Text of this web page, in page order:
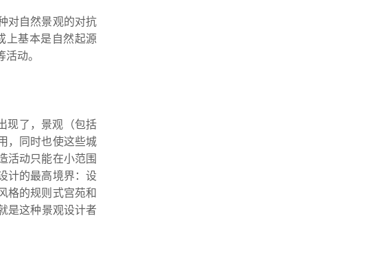
对自然景观的对抗
上基本是自然起源
活动。
现了，景观（包括
，同时也使这些城
活动只能在小范围
计的最高境界：设
格的规则式宫苑和
是这种景观设计者